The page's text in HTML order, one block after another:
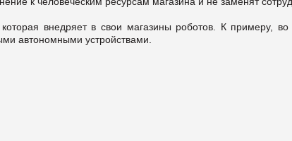
внедряет в свои магазины роботов. К примеру,
автономными устройствами.